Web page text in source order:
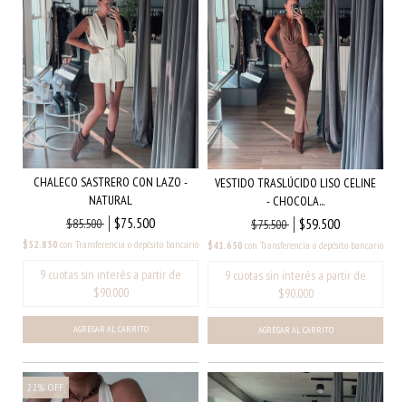
CHALECO SASTRERO CON LAZO -
NATURAL
$85.500
$75.500
$52.850 con Transferencia o depósito bancario
AGREGAR AL CARRITO
VESTIDO TRASLÚCIDO LISO CELINE
- CHOCOLA...
$75.500
$59.500
$41.650 con Transferencia o depósito bancario
22% OFF